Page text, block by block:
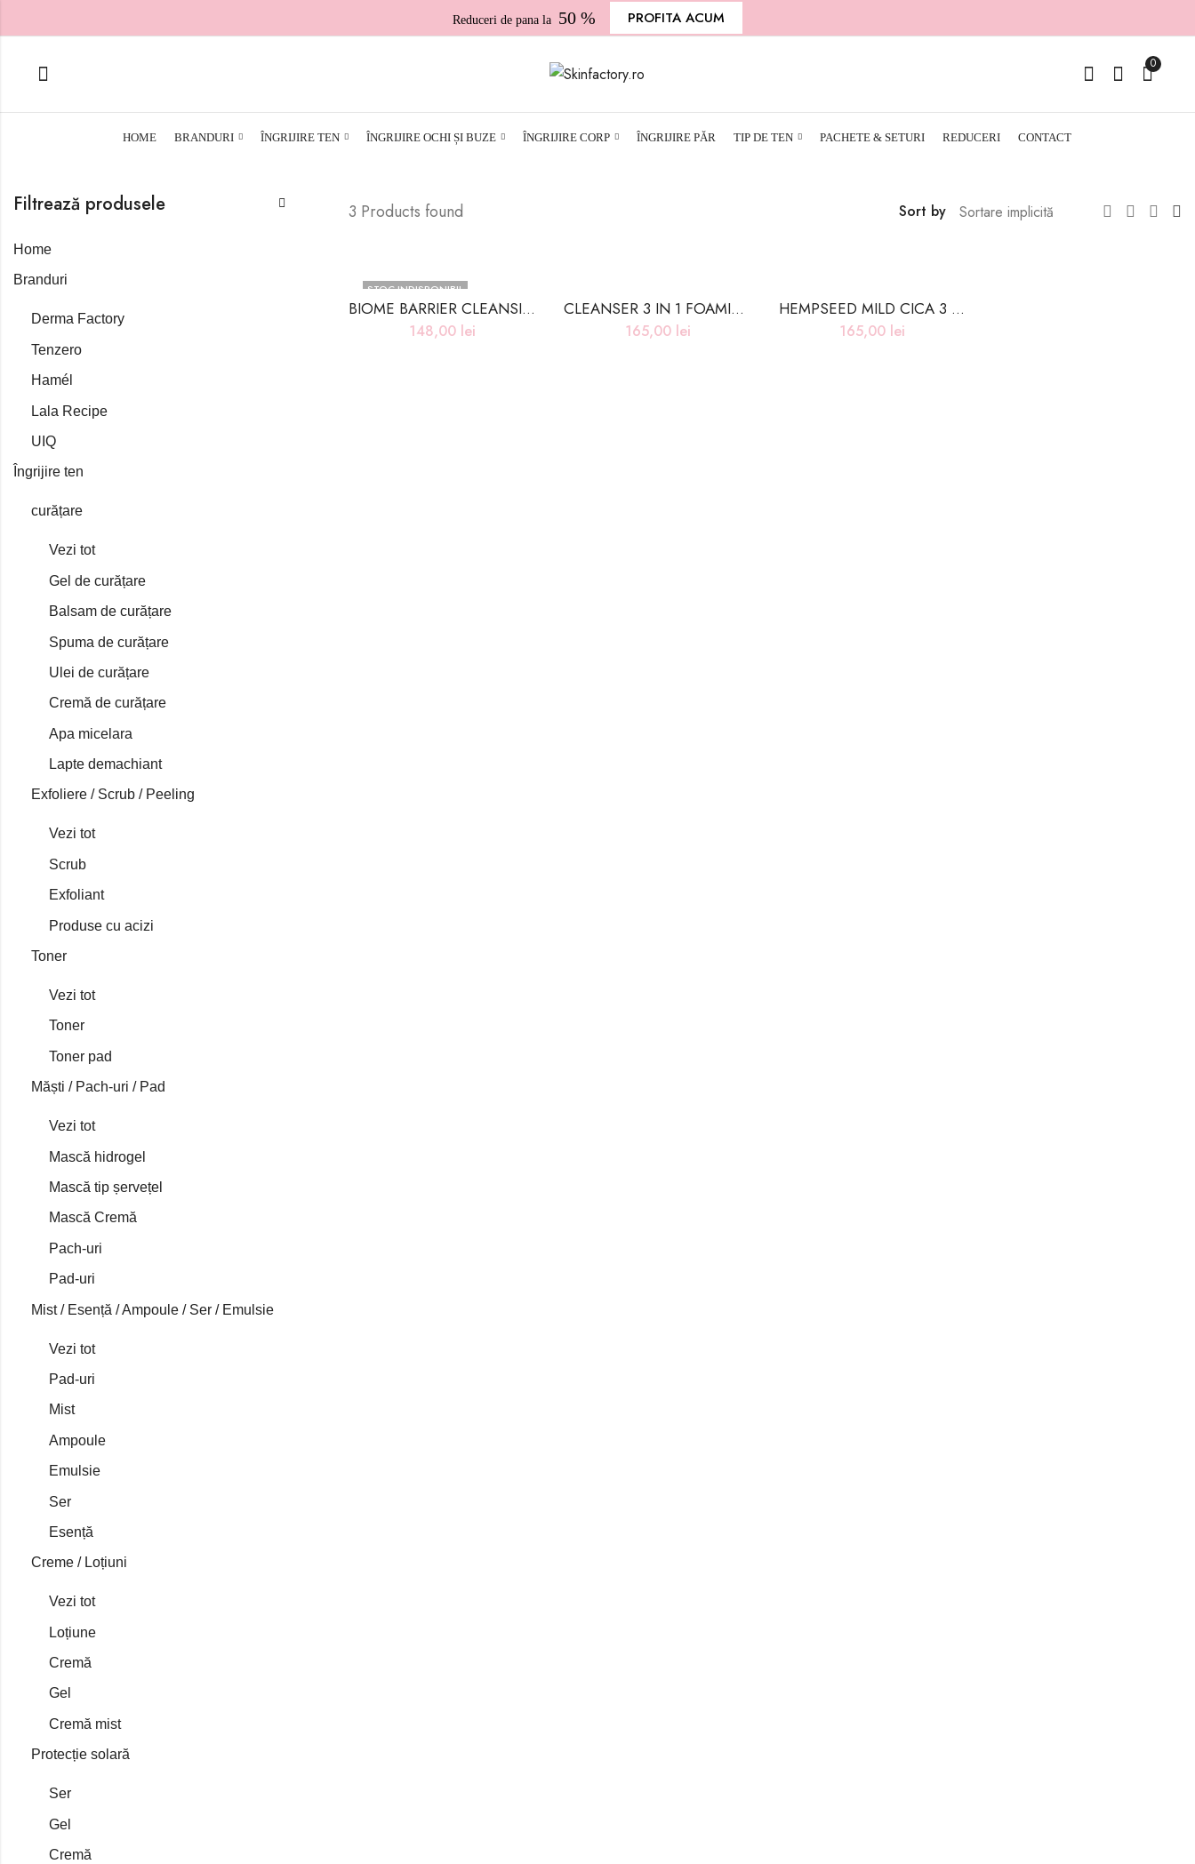
Reduceri de pana la 50 % PROFITA ACUM
0
HOME BRANDURI ÎNGRIJIRE TEN ÎNGRIJIRE OCHI ȘI BUZE ÎNGRIJIRE CORP ÎNGRIJIRE PĂR TIP DE TEN PACHETE & SETURI REDUCERI CONTACT
3 Products found Sort by
STOC INDISPONIBIL
BIOME BARRIER CLEANSING FOAM – 120ml
148,00 lei
CLEANSER 3 IN 1 FOAMING SELF YUZU – 200ml
165,00 lei
HEMPSEED MILD CICA 3 IN 1 CLEANSER – 200ml
165,00 lei
Filtrează produsele
Home
Branduri
Derma Factory
Tenzero
Hamél
Lala Recipe
UIQ
Îngrijire ten
curățare
Vezi tot
Gel de curățare
Balsam de curățare
Spuma de curățare
Ulei de curățare
Cremă de curățare
Apa micelara
Lapte demachiant
Exfoliere / Scrub / Peeling
Vezi tot
Scrub
Exfoliant
Produse cu acizi
Toner
Vezi tot
Toner
Toner pad
Măști / Pach-uri / Pad
Vezi tot
Mască hidrogel
Mască tip șervețel
Mască Cremă
Pach-uri
Pad-uri
Mist / Esență / Ampoule / Ser / Emulsie
Vezi tot
Pad-uri
Mist
Ampoule
Emulsie
Ser
Esență
Creme / Loțiuni
Vezi tot
Loțiune
Cremă
Gel
Cremă mist
Protecție solară
Ser
Gel
Cremă